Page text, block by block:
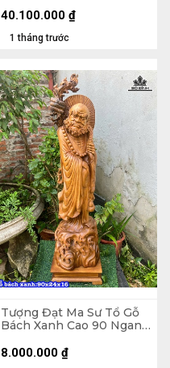
Không Kỷ 103
1 tháng trước
40.100.000 ₫
Tượng Đạt Ma Sư Tổ Gỗ
Bách Xanh Cao 90 Ngang
8.000.000 ₫